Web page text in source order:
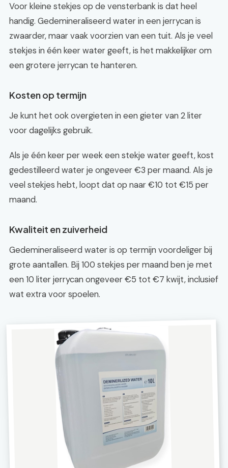
Voor kleine stekjes op de vensterbank is dat heel
handig. Gedemineraliseerd water in een jerrycan is
zwaarder, maar vaak voorzien van een tuit. Als je veel
stekjes in één keer water geeft, is het makkelijker om
een grotere jerrycan te hanteren.
Kosten op termijn
Je kunt het ook overgieten in een gieter van 2 liter
voor dagelijks gebruik.
Als je één keer per week een stekje water geeft, kost
gedestilleerd water je ongeveer €3 per maand. Als je
veel stekjes hebt, loopt dat op naar €10 tot €15 per
maand.
Kwaliteit en zuiverheid
Gedemineraliseerd water is op termijn voordeliger bij
grote aantallen. Bij 100 stekjes per maand ben je met
een 10 liter jerrycan ongeveer €5 tot €7 kwijt, inclusief
wat extra voor spoelen.